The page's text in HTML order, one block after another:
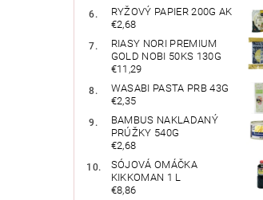
RYŽOVÝ PAPIER 200G AK
€2,68
RIASY NORI PREMIUM
GOLD NOBI 50KS 130G
€11,29
WASABI PASTA PRB 43G
€2,35
BAMBUS NAKLADANÝ
PRÚŽKY 540G
€2,68
SÓJOVÁ OMÁČKA
KIKKOMAN 1 L
€8,86